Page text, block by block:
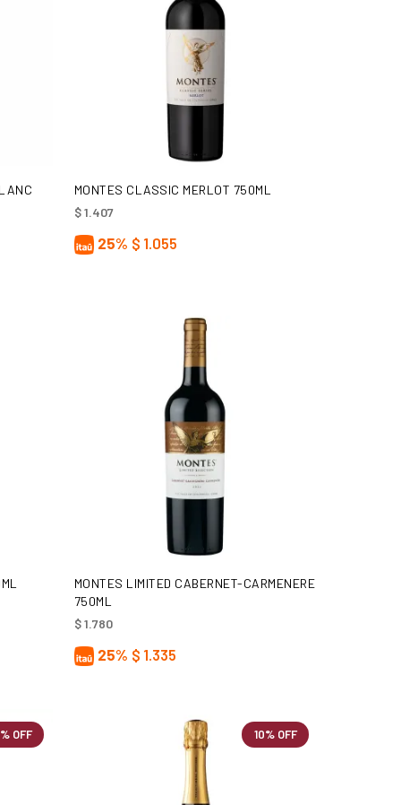
AÑADIR AL CARRITO
MONTES CLASSIC MERLOT 750ML
$1.407
25% $ 1.055
AÑADIR AL CARRITO
MONTES LIMITED CABERNET-CARMENERE
750ML
$1.780
25% $ 1.335
OFF 10% OFF